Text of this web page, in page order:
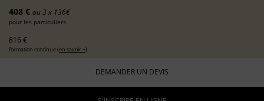
408 € ou 3 x 136€
pour les particuliers
816 €
formation continue (en savoir +)
DEMANDER UN DEVIS